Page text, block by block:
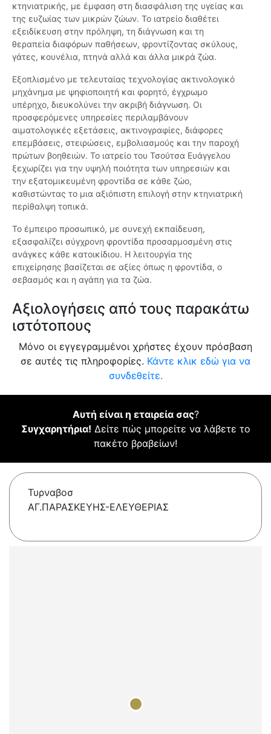
κτηνιατρικής, με έμφαση στη διασφάλιση της υγείας και
της ευζωίας των μικρών ζώων. Το ιατρείο διαθέτει
εξειδίκευση στην πρόληψη, τη διάγνωση και τη
θεραπεία διαφόρων παθήσεων, φροντίζοντας σκύλους,
γάτες, κουνέλια, πτηνά αλλά και άλλα μικρά ζώα.
Εξοπλισμένο με τελευταίας τεχνολογίας ακτινολογικό
μηχάνημα με ψηφιοποιητή και φορητό, έγχρωμο
υπέρηχο, διευκολύνει την ακριβή διάγνωση. Οι
προσφερόμενες υπηρεσίες περιλαμβάνουν
αιματολογικές εξετάσεις, ακτινογραφίες, διάφορες
επεμβάσεις, στειρώσεις, εμβολιασμούς και την παροχή
πρώτων βοηθειών. Το ιατρείο του Τσούτσα Ευάγγελου
ξεχωρίζει για την υψηλή ποιότητα των υπηρεσιών και
την εξατομικευμένη φροντίδα σε κάθε ζώο,
καθιστώντας το μια αξιόπιστη επιλογή στην κτηνιατρική
περίθαλψη τοπικά.
Το έμπειρο προσωπικό, με συνεχή εκπαίδευση,
εξασφαλίζει σύγχρονη φροντίδα προσαρμοσμένη στις
ανάγκες κάθε κατοικίδιου. Η λειτουργία της
επιχείρησης βασίζεται σε αξίες όπως η φροντίδα, ο
σεβασμός και η αγάπη για τα ζώα.
Αξιολογήσεις από τους παρακάτω
ιστότοπους
Μόνο οι εγγεγραμμένοι χρήστες έχουν πρόσβαση
σε αυτές τις πληροφορίες. Κάντε κλικ εδώ για να
συνδεθείτε.
Αυτή είναι η εταιρεία σας?
Συγχαρητήρια! Δείτε πώς μπορείτε να λάβετε το
πακέτο βραβείων!
Τυρναβοσ
ΑΓ.ΠΑΡΑΣΚΕΥΗΣ-ΕΛΕΥΘΕΡΙΑΣ